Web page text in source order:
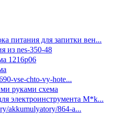
питания для запитки вен...
из nes-350-48
1216p06
vse-chto-vy-hote...
руками схема
электроинструмента M*k...
akkumulyatory/864-a...